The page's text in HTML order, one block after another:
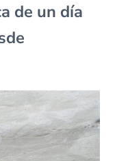
de un día